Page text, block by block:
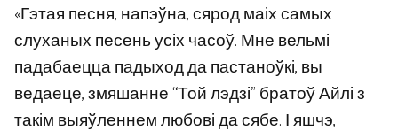
«Гэтая песня, напэўна, сярод маіх самых
слуханых песень усіх часоў. Мне вельмі
падабаецца падыход да пастаноўкі, вы
ведаеце, змяшанне “Той лэдзі” братоў Айлі з
такім выяўленнем любові да сябе. І яшчэ,